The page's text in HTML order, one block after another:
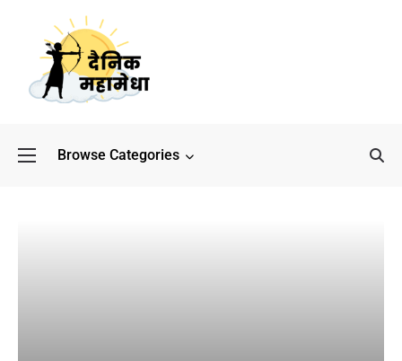
Browse Categories